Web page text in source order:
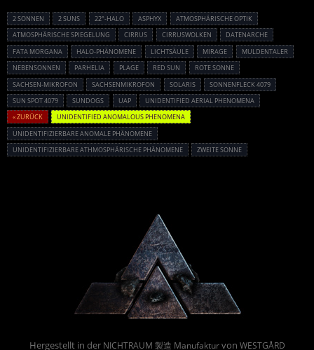
2 SONNEN 2 SUNS 22°-HALO ASPHYX
ATMOSPHÄRISCHE OPTIK
ATMOSPHÄRISCHE SPIEGELUNG
CIRRUS CIRRUSWOLKEN
DATENARCHE
FATA MORGANA
HALO-PHÄNOMENE LICHTSÄULE MIRAGE
MULDENTALER
NEBENSONNEN
PARHELIA PLAGE RED SUN
ROTE SONNE
SACHSEN-MIKROFON
SACHSENMIKROFON SOLARIS
SONNENFLECK 4079
SUN SPOT 4079
SUNDOGS UAP
UNIDENTIFIED AERIAL PHENOMENA
« ZURÜCK
UNIDENTIFIED ANOMALOUS PHENOMENA
UNIDENTIFIZIERBARE ANOMALE PHÄNOMENE
UNIDENTIFIZIERBARE ATHMOSPHÄRISCHE PHÄNOMENE
ZWEITE SONNE
Hergestellt in der NICHTRAUM 製造 Manufakturvon WESTGÅRD
Powered By :